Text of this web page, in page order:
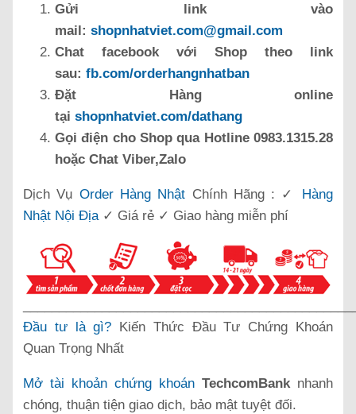
Gửi link vào
mail: shopnhatviet.com@gmail.com
Chat facebook với Shop theo link
sau: fb.com/orderhangnhatban
Đặt Hàng online
tại shopnhatviet.com/dathang
Gọi điện cho Shop qua Hotline 0983.1315.28
hoặc Chat Viber,Zalo
Dịch Vụ Order Hàng Nhật Chính Hãng : ✓ Hàng
Nhật Nội Địa ✓ Giá rẻ ✓ Giao hàng miễn phí
Đầu tư là gì? Kiến Thức Đầu Tư Chứng Khoán
Quan Trọng Nhất
Mở tài khoản chứng khoán TechcomBank nhanh
chóng, thuận tiện giao dịch, bảo mật tuyệt đối.